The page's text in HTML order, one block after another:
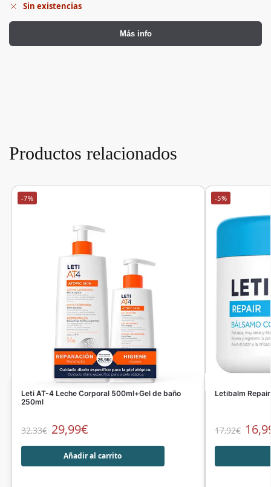
Sin existencias
Más info
Productos relacionados
-7%
Leti AT-4 Leche Corporal 500ml+Gel de baño
250ml
32,33€ 29,99€
Añadir al carrito
-5%
Letibalm
17,92€